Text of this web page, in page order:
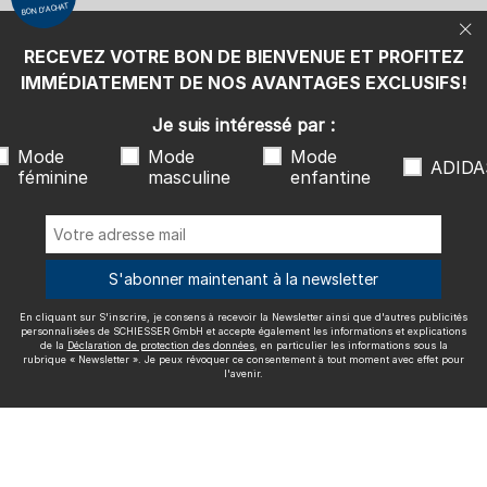
protection des données, en particulier les informations sous la
rubrique « Newsletter ». Je peux révoquer ce consentement à tout
Nous livrons avec
Excellente qualité
Plus d'informations sur nos évaluations
RECEVEZ VOTRE BON DE BIENVENUE ET PROFITEZ
IMMÉDIATEMENT DE NOS AVANTAGES EXCLUSIFS!
BON D'ACHAT
Je suis intéressé par :
Mode
féminine
Mode
masculine
Mode
enfantine
S'abonner maintenant à la newsletter
En cliquant sur S'inscrire, je consens à recevoir la Newsletter ainsi que d'autres publicités
personnalisées de SCHIESSER GmbH et accepte également les informations et explications
de la Déclaration de protection des données, en particulier les informations sous la
rubrique « Newsletter ». Je peux révoquer ce consentement à tout moment avec effet pour
l'avenir.